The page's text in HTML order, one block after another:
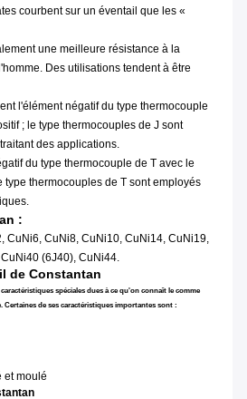
courbent sur un éventail que les «
une meilleure résistance à la
Des utilisations tendent à être
l'élément négatif du type thermocouple
; le type thermocouples de J sont
des applications.
du type thermocouple de T avec le
type thermocouples de T sont employés
:
CuNi6, CuNi8, CuNi10, CuNi14, CuNi19,
(6J40), CuNi44.
de Constantan
spéciales dues à ce qu'on connaît le comme
Certaines de ses caractéristiques importantes sont :
et moulé